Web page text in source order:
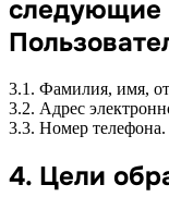
следующие
3.1. Фамилия, имя,
3.2. Адрес
3.3. Номер телефона.
4. Цели